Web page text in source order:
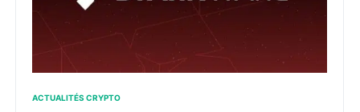
ACTUALITÉS CRYPTO